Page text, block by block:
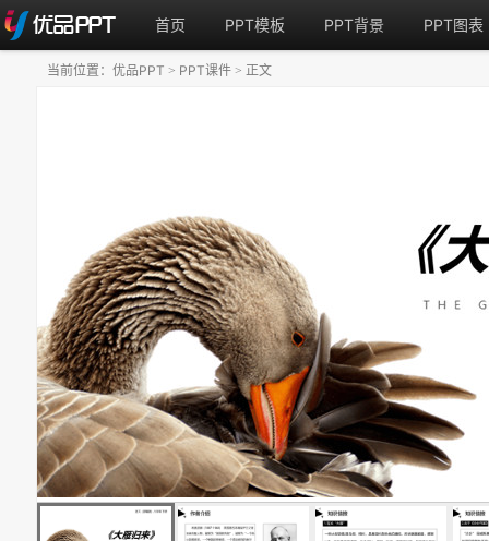
首页 PPT模板 PPT背景 PPT图表
当前位置： 优品PPT > PPT课件 > 正文